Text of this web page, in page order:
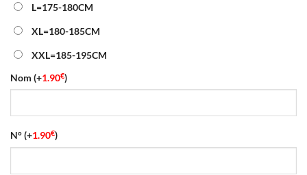
L=175-180CM
XL=180-185CM
XXL=185-195CM
Nom (+1.90€)
N°(+1.90€)